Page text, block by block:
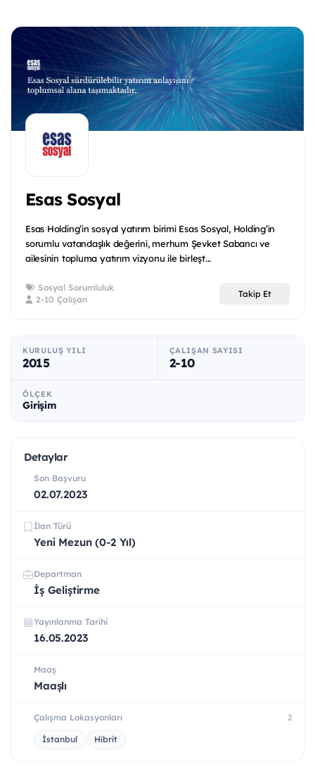
Esas Sosyal
Esas Holding’in sosyal yatırım birimi Esas Sosyal, Holding’in
sorumlu vatandaşlık değerini, merhum Şevket Sabancı ve
ailesinin topluma yatırım vizyonu ile birleşt...
Sosyal Sorumluluk
2-10 Çalışan
Takip Et
KURULUŞ YILI
2015
ÇALIŞAN SAYISI
2-10
ÖLÇEK
Girişim
Detaylar
Son Başvuru
02.07.2023
İlan Türü
Yeni Mezun (0-2 Yıl)
Departman
İş Geliştirme
Yayınlanma Tarihi
16.05.2023
Maaş
Maaşlı
Çalışma Lokasyonları 2
İstanbul Hibrit